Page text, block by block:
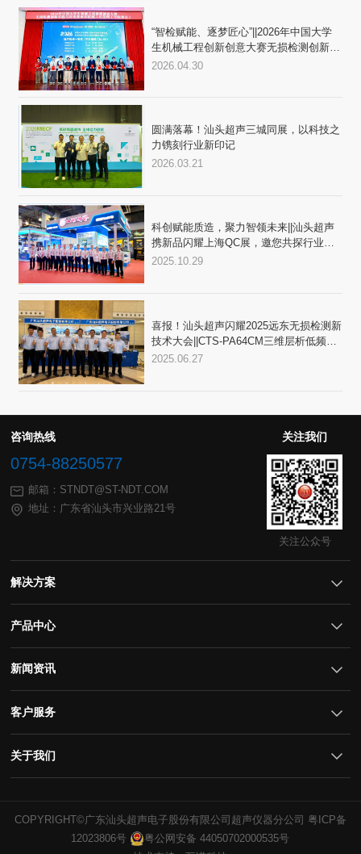
践与应用赛三大赛区顺利收官
2026.04.30
力镌刻行业新印记
2026.03.21
局
2025.10.29
2025.06.27
咨询热线
0754-88250577
邮箱：STNDT@ST-NDT.COM
地址：广东省汕头市兴业路21号
解决方案
产品中心
新闻资讯
客户服务
关于我们
关注我们
关注公众号
COPYRIGHT©广东汕头超声电子股份有限公司超声仪器分公司
12023806号
粤公网安备 44050702000535号